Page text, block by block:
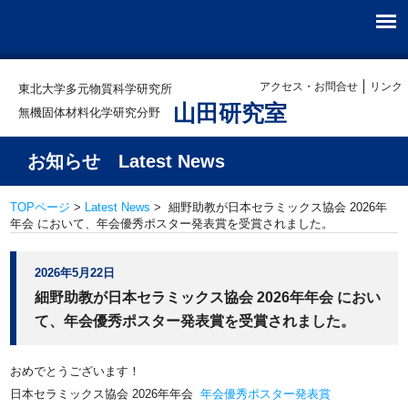
東北大学多元物質科学研究所
無機固体材料化学研究分野
山田研究室
アクセス・お問合せ リンク
お知らせ Latest News
TOPページ > Latest News > 細野助教が日本セラミックス協会 2026年
年会 において、年会優秀ポスター発表賞を受賞されました。
2026年5月22日
細野助教が日本セラミックス協会 2026年年会 におい
て、年会優秀ポスター発表賞を受賞されました。
おめでとうございます！
日本セラミックス協会 2026年年会年会優秀ポスター発表賞